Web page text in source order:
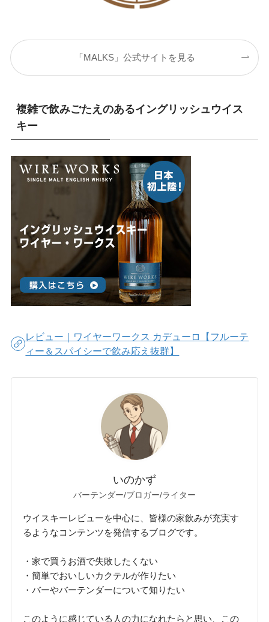
「MALKS」公式サイトを見る
複雑で飲みごたえのあるイングリッシュウイス
キー
レビュー｜ワイヤーワークス カデューロ【フルーテ
ィー＆スパイシーで飲み応え抜群】
いのかず
バーテンダー/ブロガー/ライター
ウイスキーレビューを中心に、皆様の家飲みが充実す
るようなコンテンツを発信するブログです。
・家で買うお酒で失敗したくない
・簡単でおいしいカクテルが作りたい
・バーやバーテンダーについて知りたい
このように感じている人の力になれたらと思い、この